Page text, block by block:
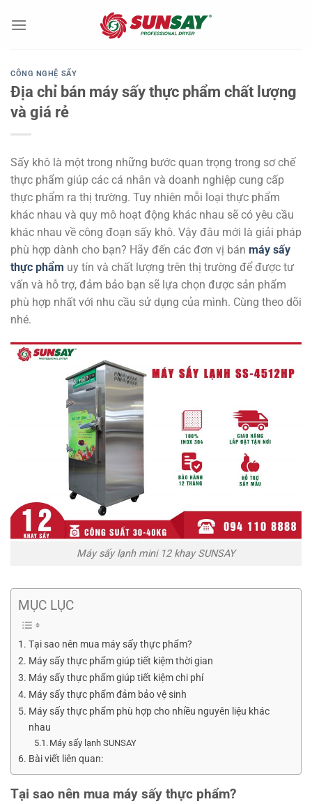
đến
CÔNG NGHỆ SẤY
Địa chỉ bán máy sấy thực phẩm chất lượng
và giá rẻ
Sấy khô là một trong những bước quan trọng trong sơ chế
thực phẩm giúp các cá nhân và doanh nghiệp cung cấp
thực phẩm ra thị trường. Tuy nhiên mỗi loại thực phẩm
khác nhau và quy mô hoạt động khác nhau sẽ có yêu cầu
khác nhau về công đoạn sấy khô. Vậy đâu mới là giải pháp
phù hợp dành cho bạn? Hãy đến các đơn vị bán máy sấy
thực phẩm uy tín và chất lượng trên thị trường để được tư
vấn và hỗ trợ, đảm bảo bạn sẽ lựa chọn được sản phẩm
phù hợp nhất với nhu cầu sử dụng của mình. Cùng theo dõi
nhé.
Máy sấy lạnh mini 12 khay SUNSAY
MỤC LỤC
Tại sao nên mua máy sấy thực phẩm?
Máy sấy thực phẩm giúp tiết kiệm thời gian
Máy sấy thực phẩm giúp tiết kiệm chi phí
Máy sấy thực phẩm đảm bảo vệ sinh
Máy sấy thực phẩm phù hợp cho nhiều nguyên liệu khác
nhau
Máy sấy lạnh SUNSAY
Bài viết liên quan:
Tại sao nên mua máy sấy thực phẩm?